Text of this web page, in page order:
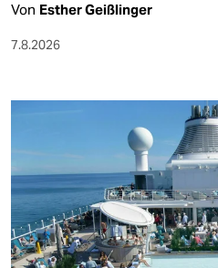
Von Esther Geißlinger
7.8.2026